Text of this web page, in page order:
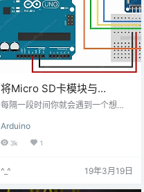
觉的可听限度。人耳可…
将Micro SD卡模块与
Arduino连接
每隔一段时间你就会遇到一个想
日志数据和其他信息，例如GPS记
录器。大多数情况下，容易想到的E
得它可能不是最好的做任何类型的
Arduino
3k 1
^_^ 19年3月19日